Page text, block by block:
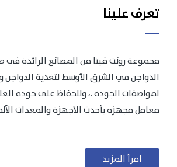
تعرف علينا
مجموعة رونت فيتا من المصانع الرائدة في
الدواجن في الشرق الأوسط لتغذية الدواجن
لمواصفات الجودة .، وللحفاظ على جودة
معامل مجهزه بأحدث الأجهزة والمعدات
اقرأ المزيد